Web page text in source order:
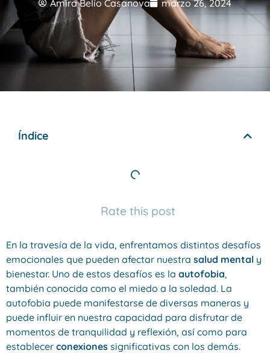
Amira Belío Casanova marzo 26, 2024
Índice
Rate this post
En la travesía de la vida, enfrentamos distintos desafíos
emocionales que pueden afectar nuestra salud mental y
bienestar. Uno de estos desafíos es la autofobia,
también conocida como el miedo a la soledad. La
autofobia puede manifestarse de diversas maneras y
puede influir en nuestra capacidad para disfrutar de
momentos de tranquilidad y reflexión, así como para
establecer conexiones significativas con los demás.